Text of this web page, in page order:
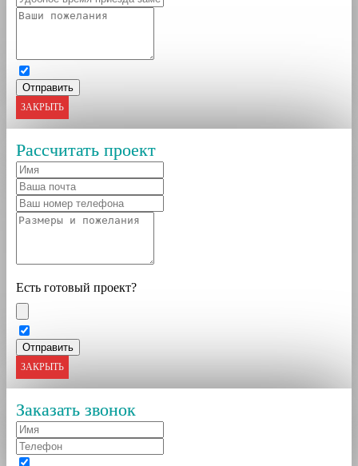
ЗАКРЫТЬ
Рассчитать проект
Есть готовый проект?
ЗАКРЫТЬ
Заказать звонок